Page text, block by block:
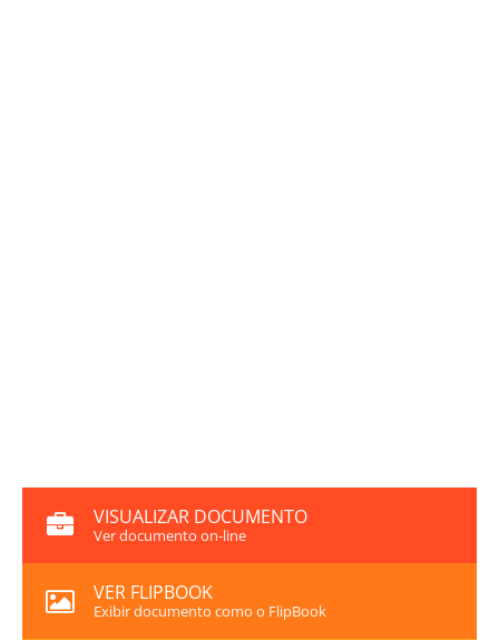
VISUALIZAR DOCUMENTO
Ver documento on-line
VER FLIPBOOK
Exibir documento como o FlipBook